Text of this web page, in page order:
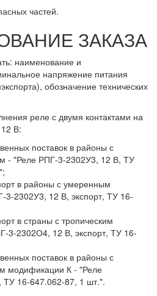
частей.
ЗАКАЗА
наименование и
напряжение питания
обозначение технических
реле с двумя контактами на
В:
поставок в районы с
- "Реле РПГ-3-2302У3, 12 В, ТУ
в районы с умеренным
3-2302У3, 12 В, экспорт, ТУ 16-
в страны с тропическим
3-2302О4, 12 В, экспорт, ТУ 16-
поставок в районы с
модификации К - "Реле
16-647.062-87, 1 шт.".